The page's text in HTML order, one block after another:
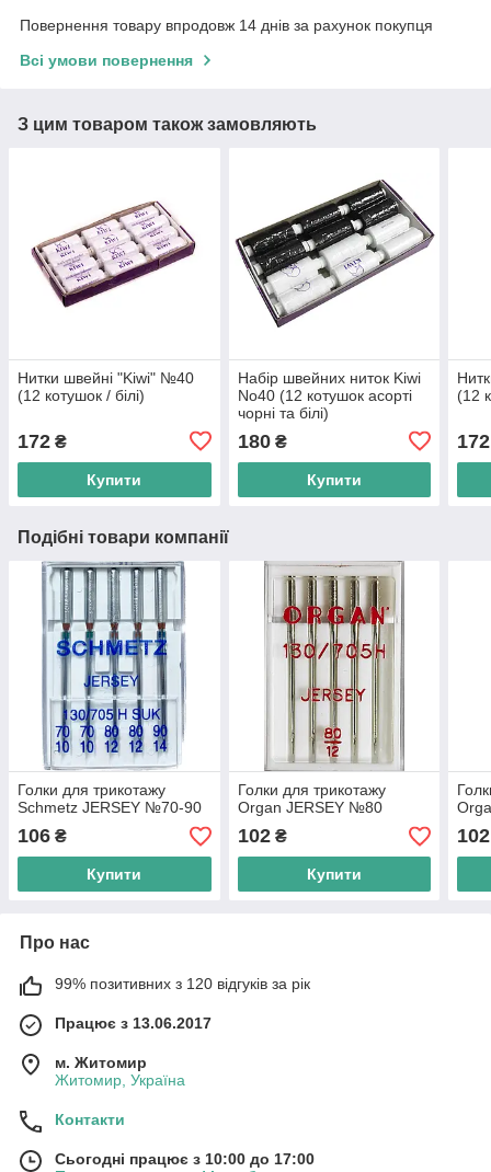
Повернення товару впродовж 14 днів за рахунок покупця
Всі умови повернення
З цим товаром також замовляють
Нитки швейні "Kiwi" №40
(12 котушок / білі)
172 ₴
Купити
Набір швейних ниток Kiwi
No40 (12 котушок асорті
чорні та білі)
180₴
Купити
(12
172
Подібні товари компанії
Голки для трикотажу
Schmetz JERSEY №70-90
106 ₴
Купити
Голки для трикотажу
Organ JERSEY №80
102₴
Купити
102
Про нас
99% позитивних з 120 відгуків за рік
Працює з 13.06.2017
м. Житомир
Житомир, Україна
Контакти
Сьогодні працює з 10:00 до 17:00